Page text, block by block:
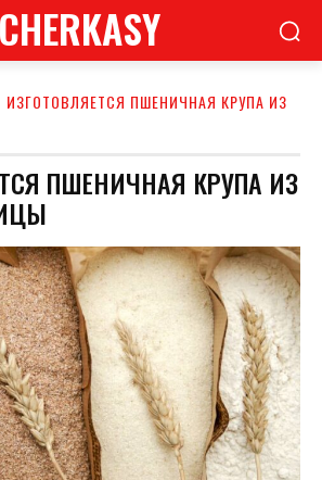
CHERKASY
ИЗГОТОВЛЯЕТСЯ ПШЕНИЧНАЯ КРУПА ИЗ
ПШЕНИЧНАЯ КРУПА ИЗ